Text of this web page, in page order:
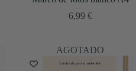
6,99 €
AGOTADO